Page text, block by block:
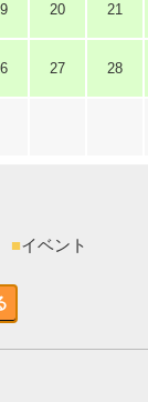
20 21
27 28
■イベント